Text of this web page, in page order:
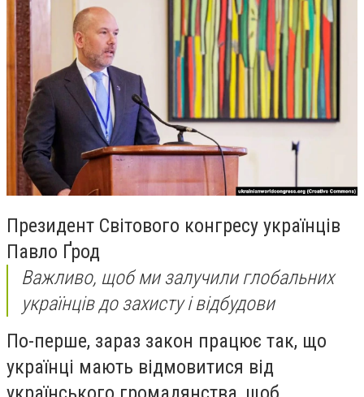
Президент Світового конгресу українців
Павло Ґрод
Важливо, щоб ми залучили глобальних
українців до захисту і відбудови
По-перше, зараз закон працює так, що
українці мають відмовитися від